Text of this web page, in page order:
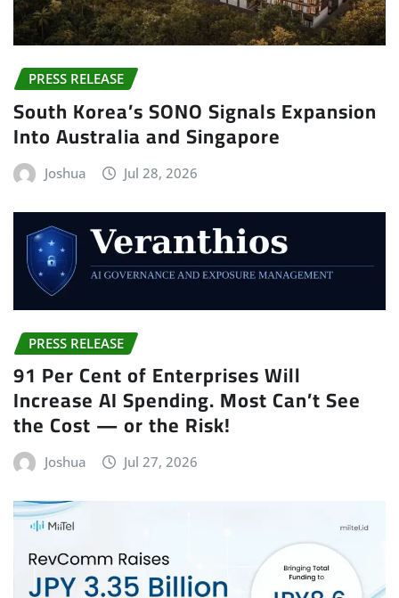
PRESS RELEASE
South Korea’s SONO Signals Expansion
Into Australia and Singapore
Joshua Jul 28, 2026
PRESS RELEASE
91 Per Cent of Enterprises Will
Increase AI Spending. Most Can’t See
the Cost — or the Risk!
Joshua Jul 27, 2026